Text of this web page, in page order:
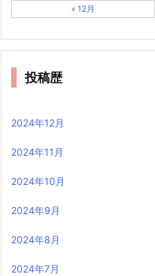
« 12月
投稿歴
2024年12月
2024年11月
2024年10月
2024年9月
2024年8月
2024年7月